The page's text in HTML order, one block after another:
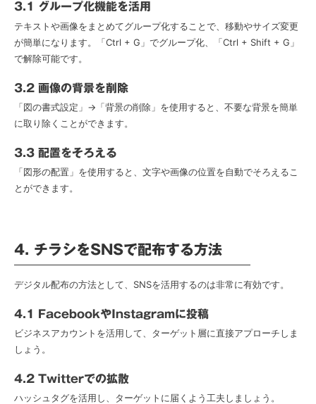
3.1 グループ化機能を活用
テキストや画像をまとめてグループ化することで、移動やサイズ変更
が簡単になります。「Ctrl + G」でグループ化、「Ctrl + Shift + G」
で解除可能です。
3.2 画像の背景を削除
「図の書式設定」→「背景の削除」を使用すると、不要な背景を簡単
に取り除くことができます。
3.3 配置をそろえる
「図形の配置」を使用すると、文字や画像の位置を自動でそろえるこ
とができます。
4. チラシをSNSで配布する方法
デジタル配布の方法として、SNSを活用するのは非常に有効です。
4.1 FacebookやInstagramに投稿
ビジネスアカウントを活用して、ターゲット層に直接アプローチしま
しょう。
4.2 Twitterでの拡散
ハッシュタグを活用し、ターゲットに届くよう工夫しましょう。